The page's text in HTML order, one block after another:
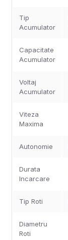
Tip
Acumulator
Capacitate
Acumulator
Voltaj
Acumulator
Viteza
Maxima
Autonomie
Durata
Incarcare
Tip Roti
Diametru
Roti